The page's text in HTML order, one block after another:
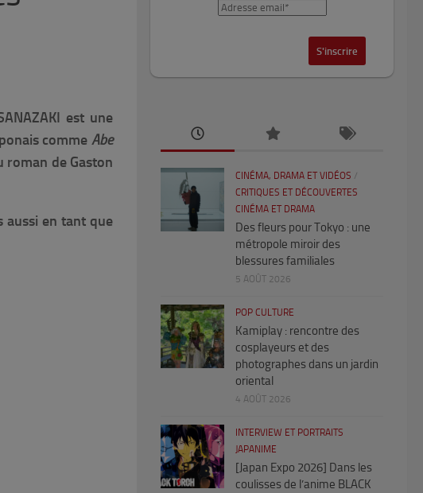
est une
comme Abe
roman de Gaston
aussi en tant que
CINÉMA, DRAMA ET VIDÉOS /
CRITIQUES ET DÉCOUVERTES
CINÉMA ET DRAMA
Des fleurs pour Tokyo : une
métropole miroir des
blessures familiales
5 AOÛT 2026
POP CULTURE
Kamiplay : rencontre des
cosplayeurs et des
photographes dans un jardin
oriental
4 AOÛT 2026
INTERVIEW ET PORTRAITS
JAPANIME
[Japan Expo 2026] Dans les
coulisses de l’anime BLACK